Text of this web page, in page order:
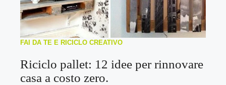
FAI DA TE E RICICLO CREATIVO
Riciclo pallet: 12 idee per rinnovare
casa a costo zero.